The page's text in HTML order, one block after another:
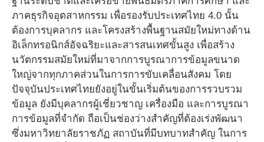
ภาคธุรกิจอุตสาหกรรม เพื่อรองรับประเทศไทย 4.0 นั้น
ต้องการบุคลากร และโครงสร้างพื้นฐานสมัยใหม่ทางด้าน
อิเล็กทรอนิกส์อัจฉริยะและสารสนเทศขั้นสูง เพื่อสร้าง
นวัตกรรมสมัยใหม่ที่มาจากการบูรณาการข้อมูลขนาด
ใหญ่จากทุกภาคส่วนในการการขับเคลื่อนสังคม โดย
ปัจจุบันประเทศไทยยังอยู่ในขั้นเริ่มต้นของการรวบรวม
ข้อมูล ยังมีบุคลากรผู้เชี่ยวชาญ เครื่องมือ และการบูรณา
การข้อมูลที่จำกัด ถือเป็นช่องว่างสำคัญที่ต้องเร่งพัฒนา
ซึ่งมหาวิทยาลัยราชภัฏ สถาบันที่มีบทบาทสำคัญ ในการ